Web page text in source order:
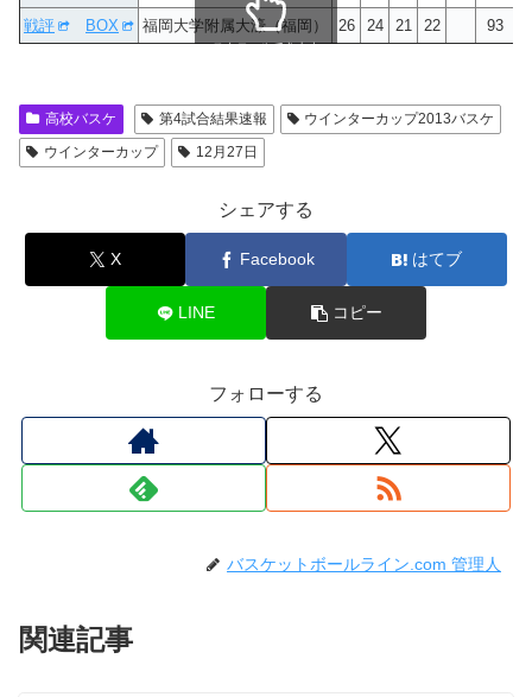
戦評
BOX 福岡大学附属大濠（福岡） 26 24 21 22 93
スクロールできます
高校バスケ 第4試合結果速報
ウインターカップ2013バスケ
ウインターカップ
12月27日
シェアする
X Facebook はてブ
LINE コピー
フォローする
バスケットボールライン.com 管理人
関連記事